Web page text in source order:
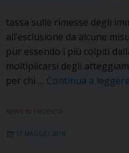
tassa sulle rimesse degli
all’esclusione da alcune
pur essendo i più colpiti
moltiplicarsi degli
per chi … Continua a leggere
NEWS IN EVIDENZA
17 MAGGIO 2018